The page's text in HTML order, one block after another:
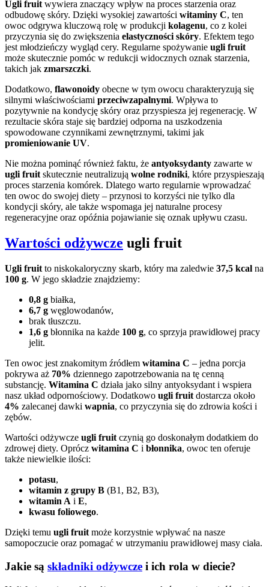
Ugli fruit wywiera znaczący wpływ na proces starzenia oraz
odbudowę skóry. Dzięki wysokiej zawartości witaminy C, ten
owoc odgrywa kluczową rolę w produkcji kolagenu, co z kolei
przyczynia się do zwiększenia elastyczności skóry. Efektem tego
jest młodzieńczy wygląd cery. Regularne spożywanie ugli fruit
może skutecznie pomóc w redukcji widocznych oznak starzenia,
takich jak zmarszczki.
Dodatkowo, flawonoidy obecne w tym owocu charakteryzują się
silnymi właściwościami przeciwzapalnymi. Wpływa to
pozytywnie na kondycję skóry oraz przyspiesza jej regenerację. W
rezultacie skóra staje się bardziej odporna na uszkodzenia
spowodowane czynnikami zewnętrznymi, takimi jak
promieniowanie UV.
Nie można pominąć również faktu, że antyoksydanty zawarte w
ugli fruit skutecznie neutralizują wolne rodniki, które przyspieszają
proces starzenia komórek. Dlatego warto regularnie wprowadzać
ten owoc do swojej diety – przynosi to korzyści nie tylko dla
kondycji skóry, ale także wspomaga jej naturalne procesy
regeneracyjne oraz opóźnia pojawianie się oznak upływu czasu.
Wartości odżywcze ugli fruit
Ugli fruit to niskokaloryczny skarb, który ma zaledwie 37,5 kcal na
100 g. W jego składzie znajdziemy:
0,8 g białka,
6,7 g węglowodanów,
brak tłuszczu.
1,6 g błonnika na każde 100 g, co sprzyja prawidłowej pracy
jelit.
Ten owoc jest znakomitym źródłem witamina C – jedna porcja
pokrywa aż 70% dziennego zapotrzebowania na tę cenną
substancję. Witamina C działa jako silny antyoksydant i wspiera
nasz układ odpornościowy. Dodatkowo ugli fruit dostarcza około
4% zalecanej dawki wapnia, co przyczynia się do zdrowia kości i
zębów.
Wartości odżywcze ugli fruit czynią go doskonałym dodatkiem do
zdrowej diety. Oprócz witamina C i błonnika, owoc ten oferuje
także niewielkie ilości:
potasu,
witamin z grupy B (B1, B2, B3),
witamin A i E,
kwasu foliowego.
Dzięki temu ugli fruit może korzystnie wpływać na nasze
samopoczucie oraz pomagać w utrzymaniu prawidłowej masy ciała.
Jakie są składniki odżywcze i ich rola w diecie?